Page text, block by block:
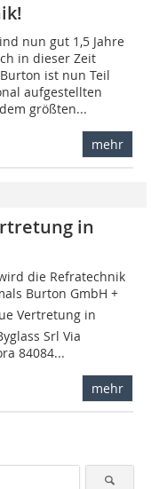
nun gut 1,5 Jahre
in dieser Zeit
ist nun Teil
aufgestellten
größten...
mehr
in
die Refratechnik
Burton GmbH +
Vertretung in
Srl Via
84084...
mehr